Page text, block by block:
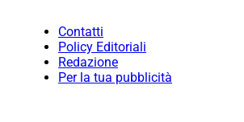
Contatti
Policy Editoriali
Redazione
Per la tua pubblicità